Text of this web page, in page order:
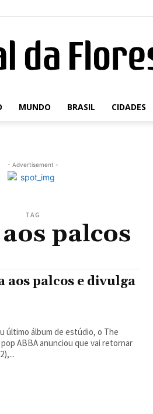
Portal
MUNDO BRASIL CIDADES
- Advertisement -
TAG
palcos
aos palcos e divulga
último álbum de estúdio, o The
ABBA anunciou que vai retornar